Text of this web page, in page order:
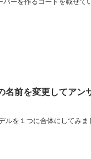
名前を変更してアン
ルを１つに合体にしてみま